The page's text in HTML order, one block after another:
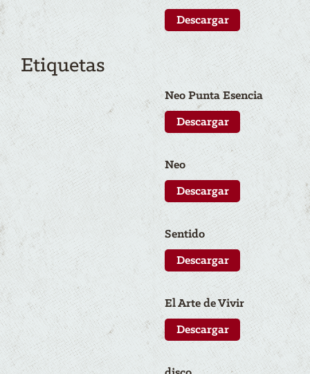
Descargar
Etiquetas
NeoPunta Esencia
Descargar
Neo
Descargar
Sentido
Descargar
El Arte de Vivir
Descargar